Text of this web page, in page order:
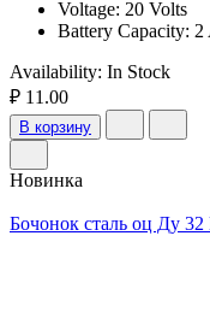
Voltage: 20 Volts
Battery Capacity: 2
Availability: In Stock
₽ 11.00
В корзину
Новинка
Бочонок сталь оц Ду